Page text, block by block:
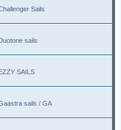
Sails
sails
SAILS
sails / GA